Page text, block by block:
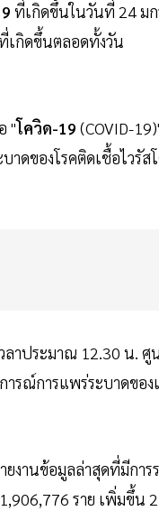
ที่เกิดขึ้นในวันที่ 24 ม
เกิดขึ้นตลอดทั้งวัน
"โควิด-19 (COVID-
ดของโรคติดเชื้อไวรั
ลาประมาณ 12.30 น.
รณ์การแพร่ระบาดขอ
ยงานข้อมูลล่าสุดที่มีกา
ราย เพิ่มขึ้น